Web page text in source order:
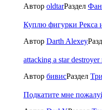
Автор oldtarРаздел
Куплю фигурки Рекса
Автор Darth Alexey
attacking a star
Автор бивисРаздел
Подкатите мне